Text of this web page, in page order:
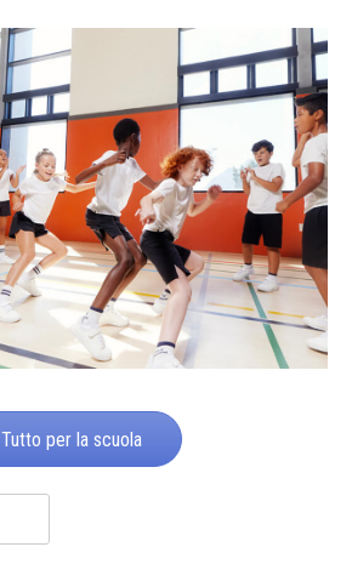
Tutto per la scuola